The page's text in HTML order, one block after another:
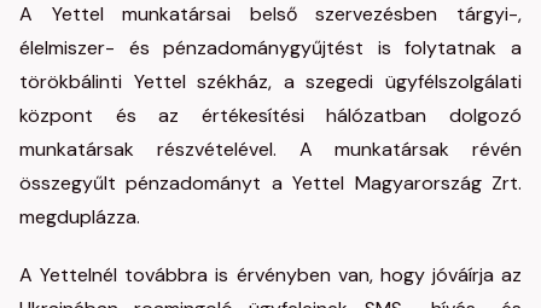
A Yettel munkatársai belső szervezésben tárgyi-,
élelmiszer- és pénzadománygyűjtést is folytatnak a
törökbálinti Yettel székház, a szegedi ügyfélszolgálati
központ és az értékesítési hálózatban dolgozó
munkatársak részvételével. A munkatársak révén
összegyűlt pénzadományt a Yettel Magyarország Zrt.
megduplázza.
A Yettelnél továbbra is érvényben van, hogy jóváírja az